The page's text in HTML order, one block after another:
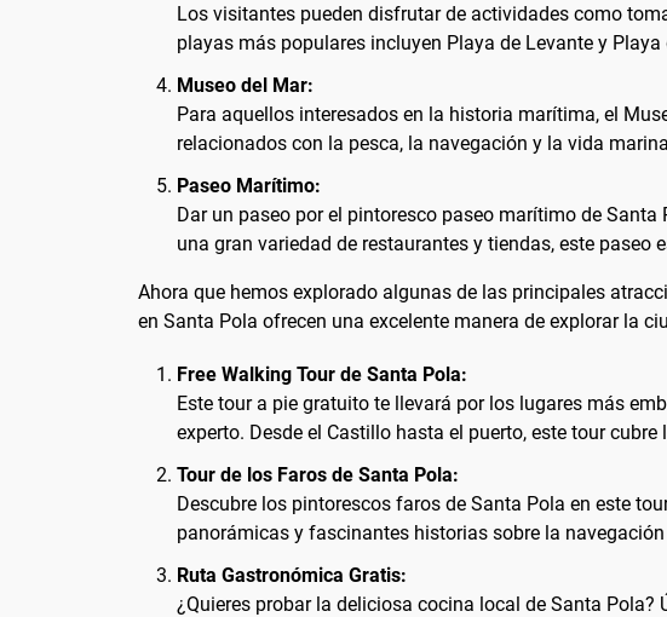
Los visitantes pueden disfrutar de actividades como
playas más populares incluyen Playa de Levante y Playa
Museo del Mar:
Para aquellos interesados en la historia marítima, el
relacionados con la pesca, la navegación y la vida
Paseo Marítimo:
Dar un paseo por el pintoresco paseo marítimo de
una gran variedad de restaurantes y tiendas, este
Ahora que hemos explorado algunas de las principales
en Santa Pola ofrecen una excelente manera de explorar la
Free Walking Tour de Santa Pola:
Este tour a pie gratuito te llevará por los lugares más
experto. Desde el Castillo hasta el puerto, este tour
Tour de los Faros de Santa Pola:
Descubre los pintorescos faros de Santa Pola en este
panorámicas y fascinantes historias sobre la
Ruta Gastronómica Gratis:
¿Quieres probar la deliciosa cocina local de Santa